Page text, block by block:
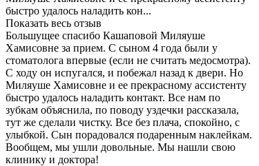
быстро удалось наладить кон...
Показать весь отзыв
Большущее спасибо Кашаповой Миляуше
Хамисовне за прием. С сыном 4 года были у
стоматолога впервые (если не считать медосмотра).
С ходу он испугался, и побежал назад к двери. Но
Миляуше Хамисовне и ее прекрасному ассистенту
быстро удалось наладить контакт. Все нам по
зубкам объяснила, по поводу уздечки рассказала,
тут же сделали чистку. Все без плача, спокойно, с
улыбкой. Сын порадовался подаренным наклейкам.
Вообщем, мы ушли довольные. Мы нашли свою
клинику и доктора!